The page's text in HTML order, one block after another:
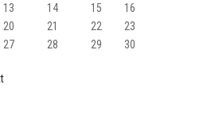
13 14 15
16
20 21 22
23
27 28 29
30